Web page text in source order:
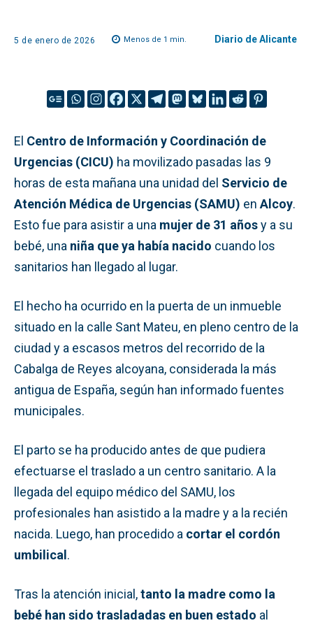
5 de enero de 2026 Menos de 1 min. Diario de Alicante
El Centro de Información y Coordinación de
Urgencias (CICU) ha movilizado pasadas las 9
horas de esta mañana una unidad del Servicio de
Atención Médica de Urgencias (SAMU) en Alcoy.
Esto fue para asistir a una mujer de 31 añosy a su
bebé, una niña que ya había nacido cuando los
sanitarios han llegado al lugar.
El hecho ha ocurrido en la puerta de un inmueble
situado en la calle Sant Mateu, en pleno centro de la
ciudad y a escasos metros del recorrido de la
Cabalga de Reyes alcoyana, considerada la más
antigua de España, según han informado fuentes
municipales.
El parto se ha producido antes de que pudiera
efectuarse el traslado a un centro sanitario. A la
llegada del equipo médico del SAMU, los
profesionales han asistido a la madre y a la recién
nacida. Luego, han procedido a cortar el cordón
umbilical.
Tras la atención inicial,tanto la madre como la
bebé han sido trasladadas en buen estado al